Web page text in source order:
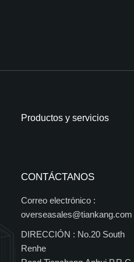
Productos y servicios
CONTÁCTANOS
Correo electrónico :
overseasales@tiankang.com
DIRECCIÓN : No.20 South
Renhe